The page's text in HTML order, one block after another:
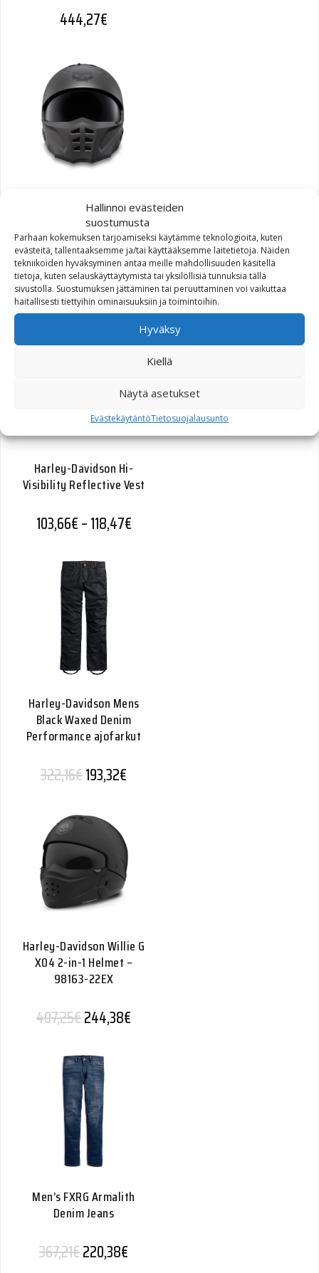
Hallinnoi evästeiden
suostumusta
Parhaan kokemuksen tarjoamiseksi käytämme teknologioita, kuten
evästeitä, tallentaaksemme ja/tai käyttääksemme laitetietoja. Näiden
tekniikoiden hyväksyminen antaa meille mahdollisuuden käsitellä
tietoja, kuten selauskäyttäytymistä tai yksilöllisiä tunnuksia tällä
sivustolla. Suostumuksen jättäminen tai peruuttaminen voi vaikuttaa
haitallisesti tiettyihin ominaisuuksiin ja toimintoihin.
Hyväksy
Kiellä
Näytä asetukset
EvästekäytäntöTietosuojalausunto
444,27€
Harley-Davidson Pilot II 2-
in-1 Helmet – Matte Dark
Grey
370,23€
Harley-Davidson Hi-
Visibility Reflective Vest
103,66€–118,47€Hintaluokka: 103,66€ - 118,47€
Harley-Davidson Mens
Black Waxed Denim
Performance ajofarkut
322,16€Alkuperäinen hinta oli: 322,16€.
193,32€
Harley-Davidson Willie G
X04 2-in-1 Helmet –
98163-22EX
407,25€Alkuperäinen hinta oli: 407,25€.
244,38€
Men’s FXRG Armalith
Denim Jeans
367,21€Alkuperäinen hinta oli: 367,21€.
220,38€